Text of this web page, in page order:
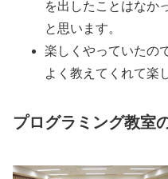
を出したことはなか
と思います。
楽しくやっていたの
よく教えてくれて楽
プログラミング教室